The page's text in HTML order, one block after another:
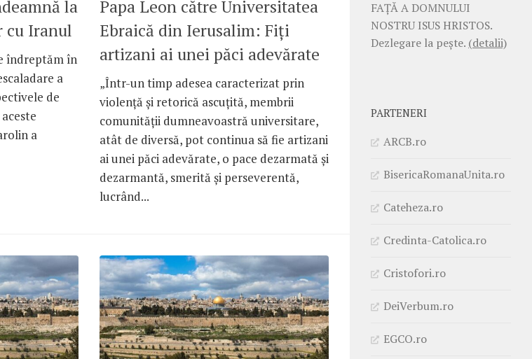
la
cu Iranul
îndreptăm în
a
de
a
Papa Leon către Universitatea
Ebraică din Ierusalim: Fiți
artizani ai unei păci adevărate
„Într-un timp adesea caracterizat prin
violență și retorică ascuțită, membrii
comunității dumneavoastră universitare,
atât de diversă, pot continua să fie artizani
ai unei păci adevărate, o pace dezarmată și
dezarmantă, smerită și perseverentă,
lucrând...
FAŢĂ A DOMNULUI
NOSTRU ISUS HRISTOS.
Dezlegare la pește. (detalii)
PARTENERI
ARCB.ro
BisericaRomanaUnita.ro
Cateheza.ro
Credinta-Catolica.ro
Cristofori.ro
DeiVerbum.ro
EGCO.ro